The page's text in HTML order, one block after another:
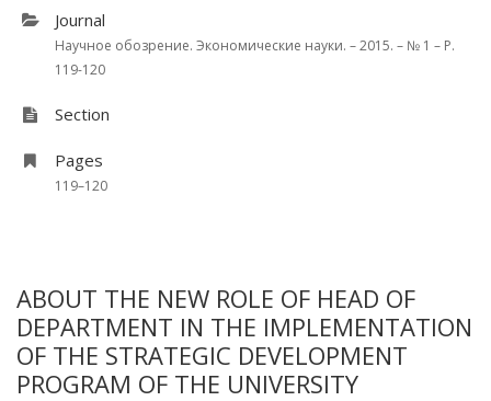
Journal
Научное обозрение. Экономические науки. – 2015. – № 1 – P.
119-120
Section
Pages
119–120
ABOUT THE NEW ROLE OF HEAD OF
DEPARTMENT IN THE IMPLEMENTATION
OF THE STRATEGIC DEVELOPMENT
PROGRAM OF THE UNIVERSITY